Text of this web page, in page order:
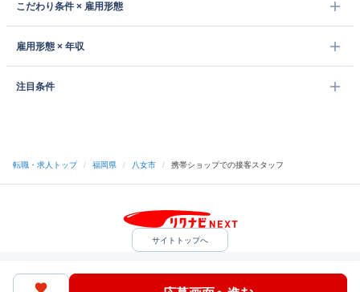
こだわり条件 × 雇用形態
雇用形態 × 年収
注目条件
転職・求人トップ / 福岡県 / 八女市 / 携帯ショップでの接客スタッフ
サイトトップへ
中途採用をご検討の企業様
ヘルプ・お問い合わせ